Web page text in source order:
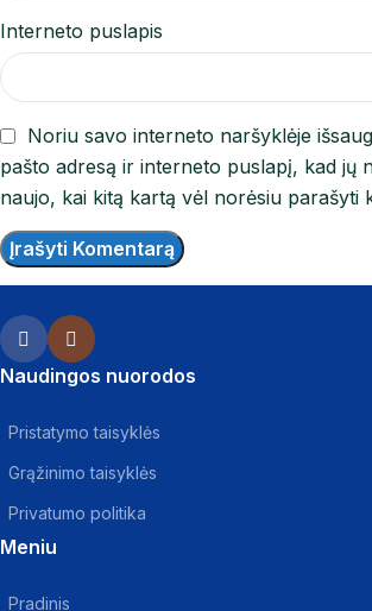
Interneto puslapis
Noriu savo interneto naršyklėje
pašto adresą ir interneto puslapį, kad jų
naujo, kai kitą kartą vėl norėsiu parašyti
Naudingos nuorodos
Pristatymo taisyklės
Grąžinimo taisyklės
Privatumo politika
Meniu
Pradinis